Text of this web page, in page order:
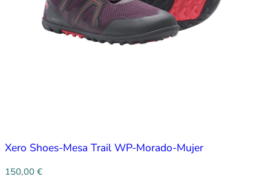
Xero Shoes-Mesa Trail WP-Morado-Mujer
150,00 €